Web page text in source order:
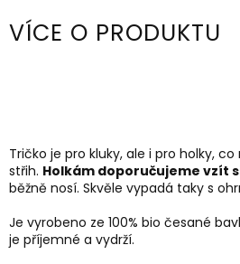
VÍCE O PRODUKTU
Tričko je pro kluky, ale i pro holky,
střih. Holkám doporučujeme vzít
běžně nosí. Skvěle vypadá taky s
Je vyrobeno ze 100% bio česané
je příjemné a vydrží.